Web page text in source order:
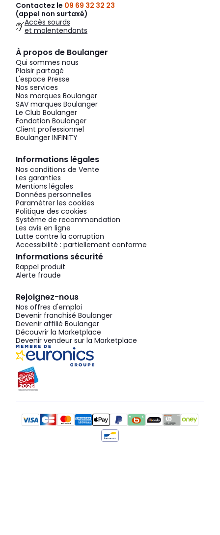
Contactez le 09 69 32 32 23
(appel non surtaxé)
Accès sourds
et malentendants
À propos de Boulanger
Qui sommes nous
Plaisir partagé
L'espace Presse
Nos services
Nos marques Boulanger
SAV marques Boulanger
Le Club Boulanger
Fondation Boulanger
Client professionnel
Boulanger INFINITY
Informations légales
Nos conditions de Vente
Les garanties
Mentions légales
Données personnelles
Paramétrer les cookies
Politique des cookies
Système de recommandation
Les avis en ligne
Lutte contre la corruption
Accessibilité : partiellement conforme
Informations sécurité
Rappel produit
Alerte fraude
Rejoignez-nous
Nos offres d'emploi
Devenir franchisé Boulanger
Devenir affilié Boulanger
Découvrir la Marketplace
Devenir vendeur sur la Marketplace